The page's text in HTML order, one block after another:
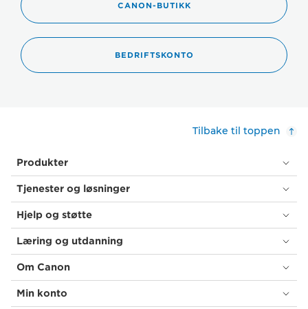
CANON-BUTIKK
BEDRIFTSKONTO
Tilbake til toppen
Produkter
Tjenester og løsninger
Hjelp og støtte
Læring og utdanning
Om Canon
Min konto